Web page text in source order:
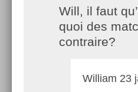
Will, il faut
quoi des
contraire?
William 23